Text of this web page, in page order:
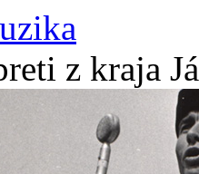
z kraja